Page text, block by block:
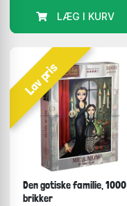
LÆG I KURV
Lav pris
Den gotiske familie, 1000
brikker